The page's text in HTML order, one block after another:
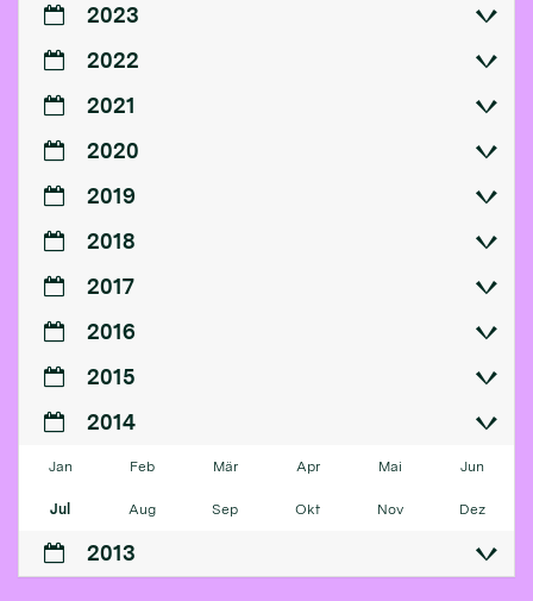
2023
2022
2021
2020
2019
2018
2017
2016
2015
2014
Jan Feb Mär Apr Mai Jun
Jul Aug Sep Okt Nov Dez
2013